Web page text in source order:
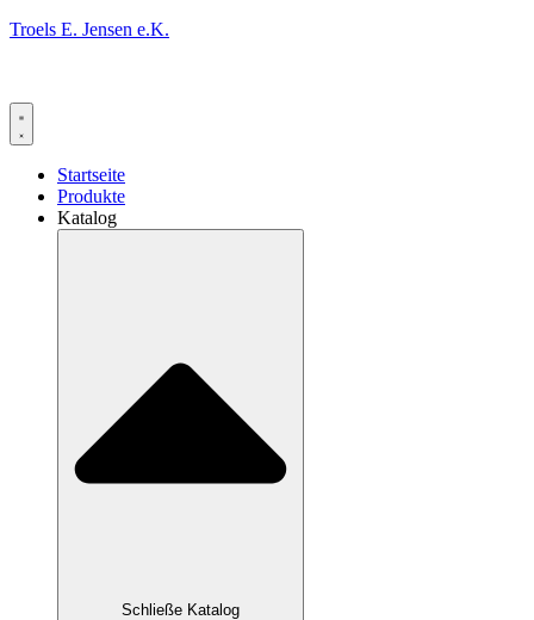
Troels E. Jensen e.K.
Startseite
Produkte
Katalog
Schließe Katalog